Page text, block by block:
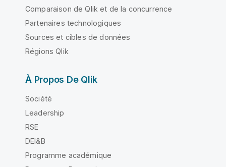
Comparaison de Qlik et de la concurrence
Partenaires technologiques
Sources et cibles de données
Régions Qlik
À Propos De Qlik
Société
Leadership
RSE
DEI&B
Programme académique